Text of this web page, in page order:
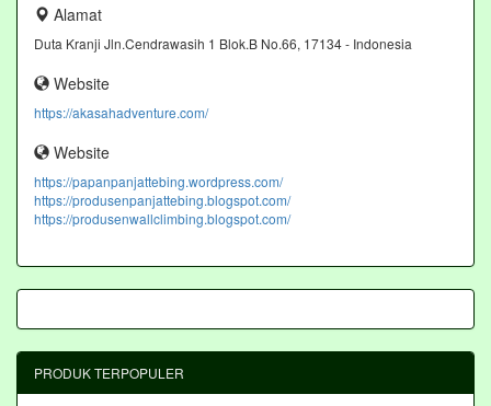
Alamat
Duta Kranji Jln.Cendrawasih 1 Blok.B No.66, 17134 - Indonesia
Website
https://akasahadventure.com/
Website
https://papanpanjattebing.wordpress.com/
https://produsenpanjattebing.blogspot.com/
https://produsenwallclimbing.blogspot.com/
PRODUK TERPOPULER